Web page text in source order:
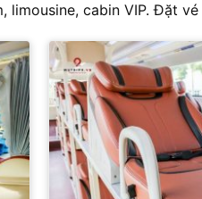
cabin VIP. Đặt